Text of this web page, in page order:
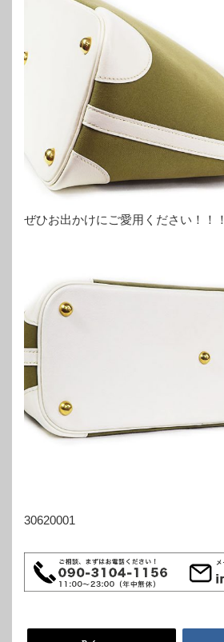
ぜひお出かけにご愛用ください！！！
30620001